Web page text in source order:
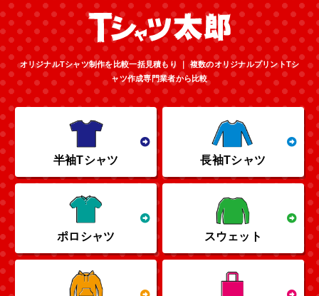
オリジナルTシャツ制作を比較一括見積もり ｜ 複数のオリジナルプリントTシ
ャツ作成専門業者から比較
半袖Tシャツ 長袖Tシャツ
ポロシャツ スウェット